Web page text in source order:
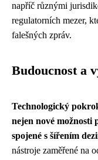
napříč různými
regulatorních mezer,
falešných zpráv.
Budoucnost a
Technologický
nejen nové možnosti
spojené s šířením
nástroje zaměřené na